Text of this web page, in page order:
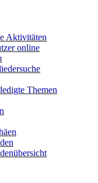
Aktivitäten
online
Themen